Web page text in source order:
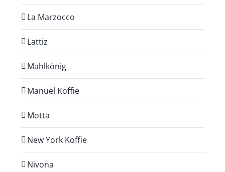
La Marzocco
Lattiz
Mahlkönig
Manuel Koffie
Motta
New York Koffie
Nivona